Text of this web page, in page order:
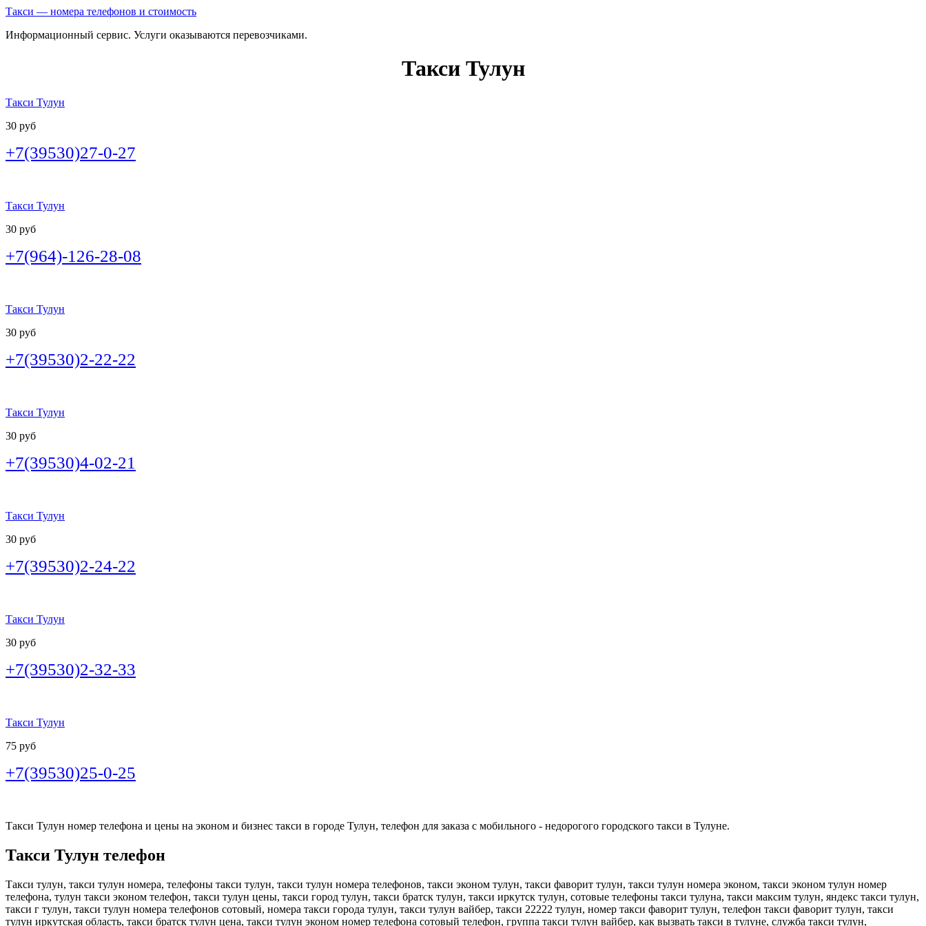
Такси — номера телефонов и стоимость
Информационный сервис. Услуги оказываются перевозчиками.
Такси Тулун
Такси Тулун
30 руб
+7(39530)27-0-27
Такси Тулун
30 руб
+7(964)-126-28-08
Такси Тулун
30 руб
+7(39530)2-22-22
Такси Тулун
30 руб
+7(39530)4-02-21
Такси Тулун
30 руб
+7(39530)2-24-22
Такси Тулун
30 руб
+7(39530)2-32-33
Такси Тулун
75 руб
+7(39530)25-0-25
Такси Тулун номер телефона и цены на эконом и бизнес такси в городе Тулун, телефон для заказа с мобильного - недорогого городского такси в Тулуне.
Такси Тулун телефон
Такси тулун, такси тулун номера, телефоны такси тулун, такси тулун номера телефонов, такси эконом тулун, такси фаворит тулун, такси тулун номера эконом, такси эконом тулун номер
телефона, тулун такси эконом телефон, такси тулун цены, такси город тулун, такси братск тулун, такси иркутск тулун, сотовые телефоны такси тулуна, такси максим тулун, яндекс такси тулун,
такси г тулун, такси тулун номера телефонов сотовый, номера такси города тулун, такси тулун вайбер, такси 22222 тулун, номер такси фаворит тулун, телефон такси фаворит тулун, такси
тулун иркутская область, такси братск тулун цена, такси тулун эконом номер телефона сотовый телефон, группа такси тулун вайбер, как вызвать такси в тулуне, служба такси тулун,